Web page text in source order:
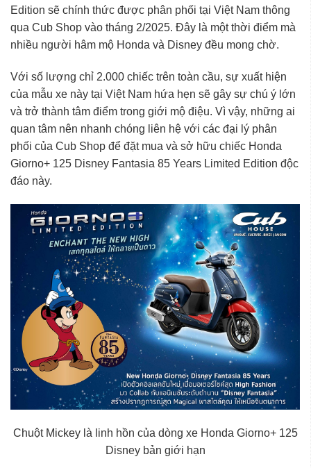
Edition sẽ chính thức được phân phối tại Việt Nam thông
qua Cub Shop vào tháng 2/2025. Đây là một thời điểm mà
nhiều người hâm mộ Honda và Disney đều mong chờ.
Với số lượng chỉ 2.000 chiếc trên toàn cầu, sự xuất hiện
của mẫu xe này tại Việt Nam hứa hẹn sẽ gây sự chú ý lớn
và trở thành tâm điểm trong giới mộ điệu. Vì vậy, những ai
quan tâm nên nhanh chóng liên hệ với các đại lý phân
phối của Cub Shop để đặt mua và sở hữu chiếc Honda
Giorno+ 125 Disney Fantasia 85 Years Limited Edition độc
đáo này.
Chuột Mickey là linh hồn của dòng xe Honda Giorno+ 125
Disney bản giới hạn